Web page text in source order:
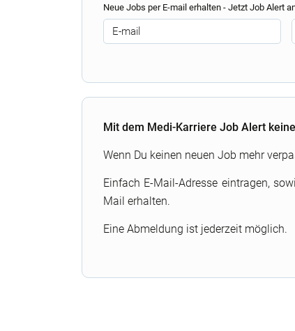
Neue Jobs per E-mail erhalten - Jetzt Job Alert
Mit dem Medi-Karriere Job Alert
Wenn Du keinen neuen Job mehr
Einfach E-Mail-Adresse eintragen,
Mail erhalten.
Eine Abmeldung ist jederzeit möglich.